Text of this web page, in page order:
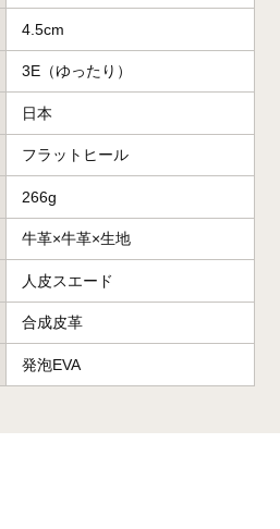
4.5cm
3E（ゆったり）
日本
フラットヒール
266g
牛革×牛革×生地
人皮スエード
合成皮革
発泡EVA